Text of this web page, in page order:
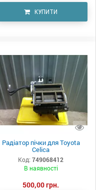
КУПИТИ
Радіатор пічки для Toyota
Celica
Код: 749068412
В наявності
500,00 грн.